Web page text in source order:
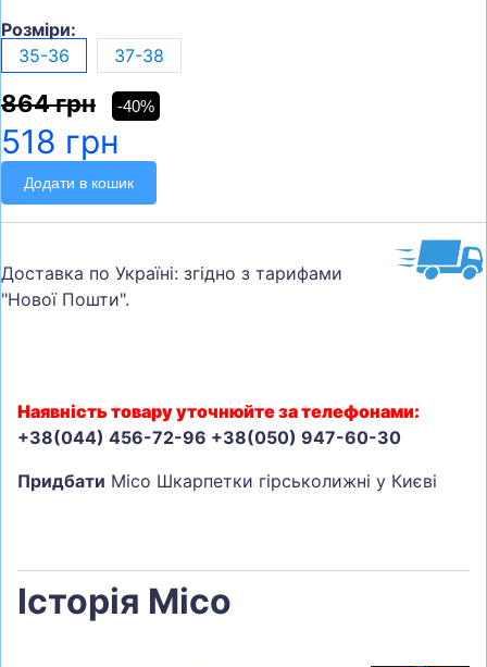
Розміри:
35-36
37-38
864 грн -40%
518 грн
Додати в кошик
Доставка по Україні: згідно з тарифами
"Нової Пошти".
Наявність товару уточнюйте за телефонами:
+38(044) 456-72-96 +38(050) 947-60-30
Придбати Mico Шкарпетки гірськолижні у Києві
Історія Mico